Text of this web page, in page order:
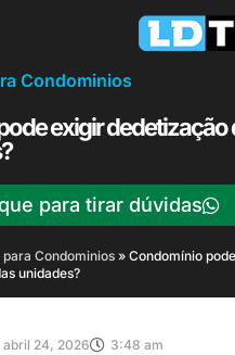
Condominios
exigir dedetização
para tirar dúvidas
Condominios » Condomínio
unidades?
abril 24, 2026 3:48 am